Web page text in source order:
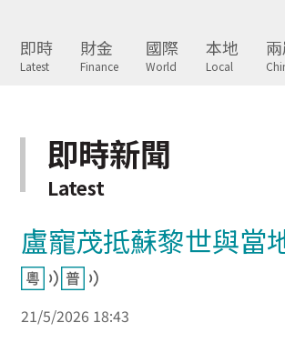
即時
Latest
財金
Finance
國際
World
本地
Local
即時新聞
Latest
盧寵茂抵蘇黎世與當
21/5/2026 18:43